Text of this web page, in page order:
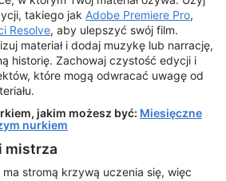
takiego jak Adobe Premiere Pro,
Resolve, aby ulepszyć swój film.
materiał i dodaj muzykę lub narrację,
historię. Zachowaj czystość edycji i
które mogą odwracać uwagę od
jakim możesz być: Miesięczne
nurkiem
mistrza
stromą krzywą uczenia się, więc